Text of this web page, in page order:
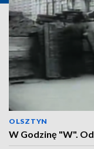
OLSZTYN
W Godzinę "W".